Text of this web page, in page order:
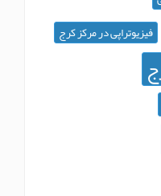
مرکز کرج